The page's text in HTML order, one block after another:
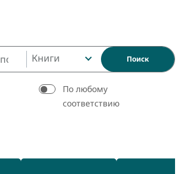
Книги Поиск
По любому
соответствию